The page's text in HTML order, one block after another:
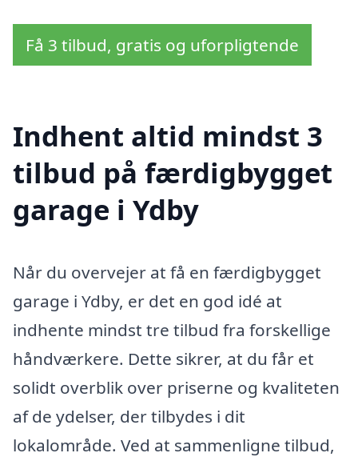
Få 3 tilbud, gratis og uforpligtende
Indhent altid mindst 3
tilbud på færdigbygget
garage i Ydby
Når du overvejer at få en færdigbygget
garage i Ydby, er det en god idé at
indhente mindst tre tilbud fra forskellige
håndværkere. Dette sikrer, at du får et
solidt overblik over priserne og kvaliteten
af de ydelser, der tilbydes i dit
lokalområde. Ved at sammenligne tilbud,